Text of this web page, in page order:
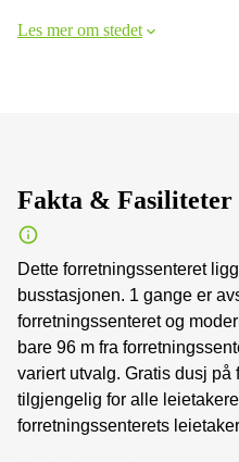
Les mer om stedet
Fakta & Fasiliteter
Dette forretningssenteret
busstasjonen. 1 gange er
forretningssenteret og
bare 96 m fra
variert utvalg. Gratis dusj på
tilgjengelig for alle
forretningssenterets